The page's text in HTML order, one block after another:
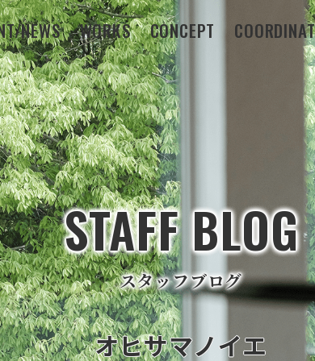
NEWS WORKS CONCEPT
オヒサマノイエ
STAFF BLOG
スタッフブログ